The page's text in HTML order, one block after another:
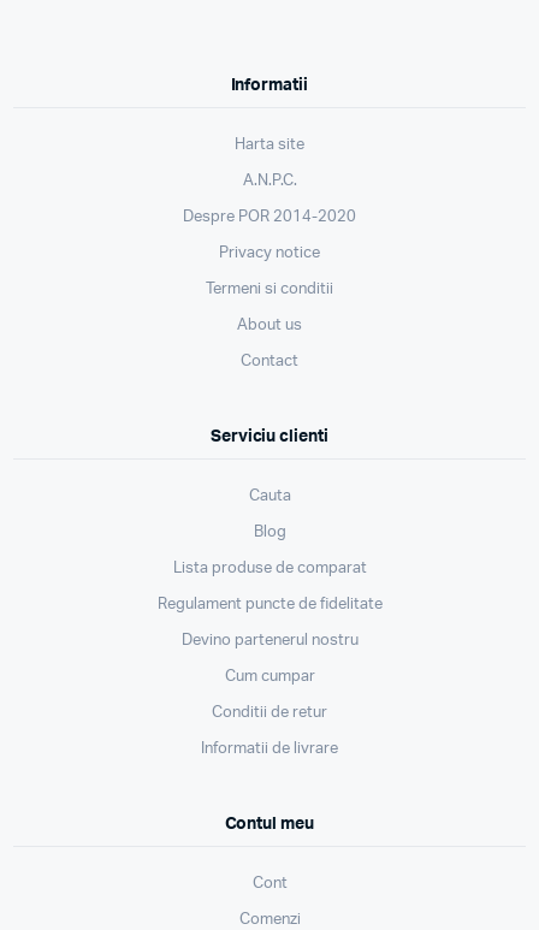
Informatii
Harta site
A.N.P.C.
Despre POR 2014-2020
Privacy notice
Termeni si conditii
About us
Contact
Serviciu clienti
Cauta
Blog
Lista produse de comparat
Regulament puncte de fidelitate
Devino partenerul nostru
Cum cumpar
Conditii de retur
Informatii de livrare
Contul meu
Cont
Comenzi